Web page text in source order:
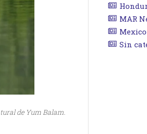
de Yum Balam.
MAR
Mexico
Sin